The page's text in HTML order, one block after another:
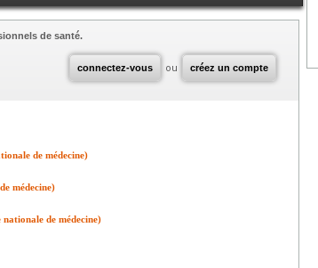
connectez-vous ou créez un compte
de santé.
de médecine)
médecine)
de médecine)